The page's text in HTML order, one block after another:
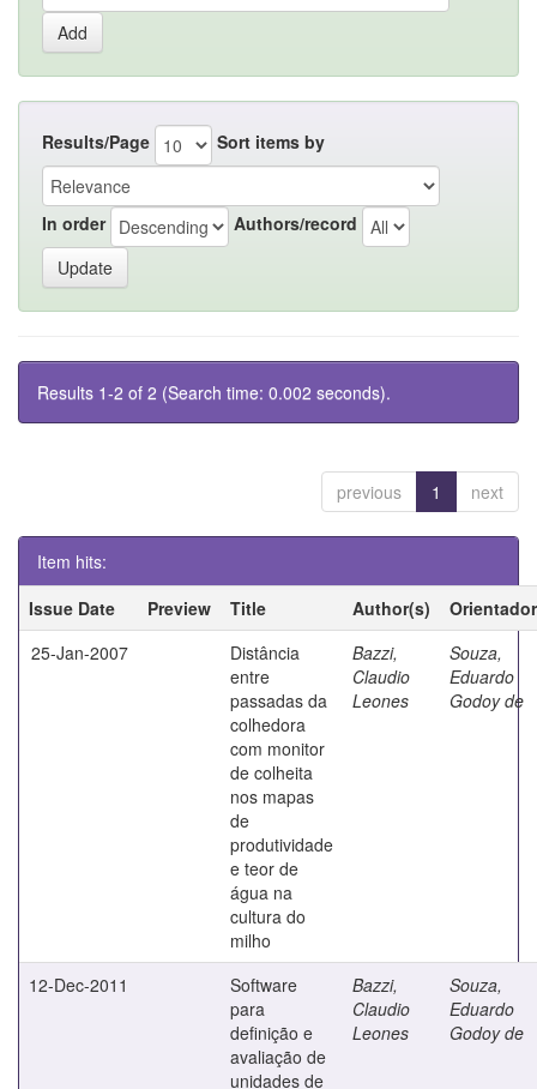
Results/Page Sort items by
In order Authors/record
Results 1-2 of 2 (Search time: 0.002 seconds).
previous 1 next
Item hits:
Issue Date
Preview Title Author(s)
Orientador
25-Jan-2007
Distância
entre
passadas da
colhedora
com monitor
de colheita
nos mapas
de
produtividade
e teor de
água na
cultura do
milho
Bazzi,
Claudio
Leones
Souza,
Eduardo
Godoy de
12-Dec-2011
Software
para
definição e
avaliação de
unidades de
Bazzi,
Claudio
Leones
Souza,
Eduardo
Godoy de